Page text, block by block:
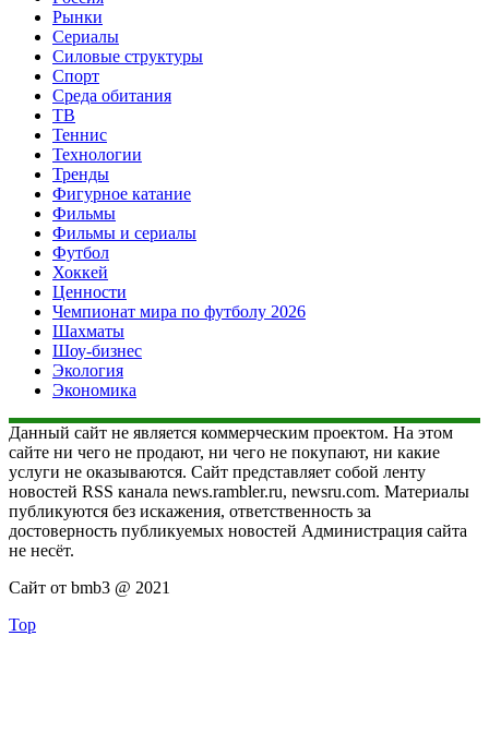
Рынки
Сериалы
Силовые структуры
Спорт
Среда обитания
ТВ
Теннис
Технологии
Тренды
Фигурное катание
Фильмы
Фильмы и сериалы
Футбол
Хоккей
Ценности
Чемпионат мира по футболу 2026
Шахматы
Шоу-бизнес
Экология
Экономика
Данный сайт не является коммерческим проектом. На этом
сайте ни чего не продают, ни чего не покупают, ни какие
услуги не оказываются. Сайт представляет собой ленту
новостей RSS канала news.rambler.ru, newsru.com. Материалы
публикуются без искажения, ответственность за
достоверность публикуемых новостей Администрация сайта
не несёт.
Сайт от bmb3 @ 2021
Top